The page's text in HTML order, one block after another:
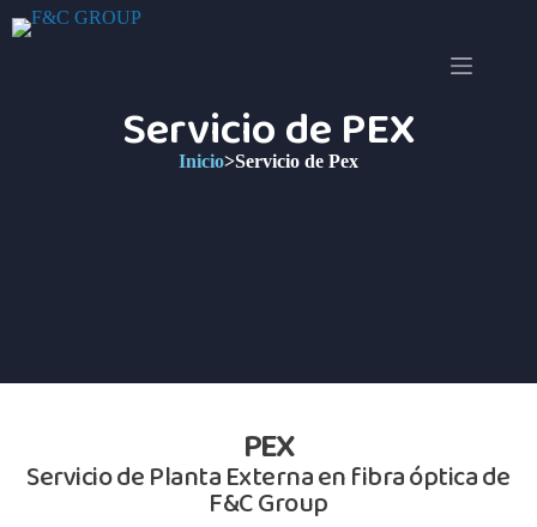
Servicio de PEX
Inicio>Servicio de Pex
PEX
Servicio de Planta Externa en fibra óptica de
F&C Group